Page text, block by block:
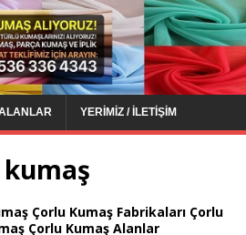
YERIMIZ / İLETIŞIM
Çorlu Kumaş Fabrikaları Çorlu
Çorlu Kumaş Alanlar